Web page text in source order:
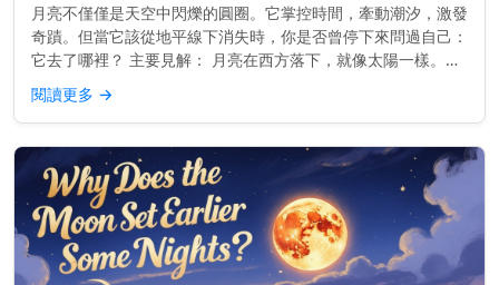
月亮不僅僅是天空中閃爍的圓圈。它掌控時間，牽動潮汐，激發
奇蹟。但當它該從地平線下消失時，你是否曾停下來問過自己：
它去了哪裡？ 主要見解： 月亮在西方落下，就像太陽一樣。但
每晚的確切位置會略有變化。 為什麼月亮會在西方落下 地球由
西向東旋轉。...
閱讀更多 →